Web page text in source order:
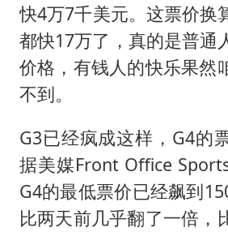
快4万7千美元。这票价换
都快17万了，真的是普通
价格，有钱人的快乐果然
不到。
G3已经疯成这样，G4的
据美媒Front Office
G4的最低票价已经飙到
比两天前几乎翻了一倍，